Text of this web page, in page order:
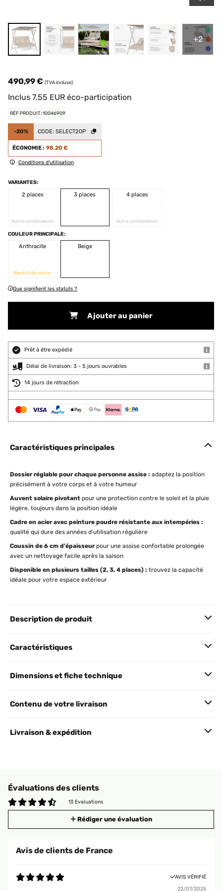
+2
490,99 € (TVA incluse)
Inclus 7.55 EUR éco-participation
RÉF PRODUIT: 10046909
-20% CODE: SELECT20P
ÉCONOMIE : 98,20 €
Conditions d'utilisation
VARIANTES:
2 places
Autre combinaison
3 places 4 places
Autre combinaison
COULEUR PRINCIPALE:
Anthracite
Bientôt de retour
Beige
Que signifient les statuts ?
Ajouter au panier
Prêt à être expédié
Délai de livraison: 3 - 5 jours ouvrables
14 jours de rétraction
Caractéristiques principales
Dossier réglable pour chaque personne assise : adaptez la position
précisément à votre corps et à votre humeur
Auvent solaire pivotant pour une protection contre le soleil et la pluie
légère, toujours dans la position idéale
Cadre en acier avec peinture poudre résistante aux intempéries :
qualité qui dure des années d'utilisation régulière
Coussin de 6 cm d'épaisseurpour une assise confortable prolongée
avec un nettoyage facile après la saison
Disponible en plusieurs tailles (2, 3, 4 places) : trouvez la capacité
idéale pour votre espace extérieur
Description de produit
Caractéristiques
Dimensions et fiche technique
Contenu de votre livraison
Livraison & expédition
Évaluations des clients
13 Evaluations
Rédiger une évaluation
Avis de clients de France
AVIS VÉRIFIÉ
22/07/2025